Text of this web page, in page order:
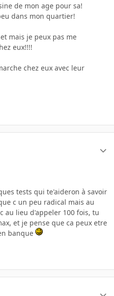
de mon age pour sa!
dans mon quartier!
mais je peux pas me
eux!!!!
chez eux avec leur
tests qui te'aideron à savoir
c un peu radical mais au
au lieu d'appeler 100 fois, tu
et je pense que ca peux etre
banque